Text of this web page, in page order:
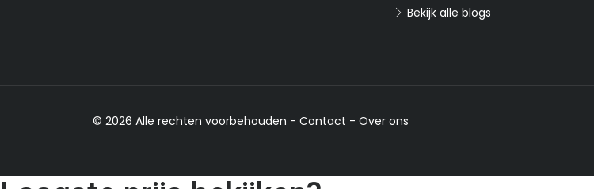
Bekijk alle blogs
© 2026 Alle rechten voorbehouden - Contact - Over ons